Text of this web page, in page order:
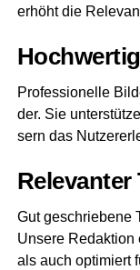
erhöht die
Pro­fes­sio­nel­le
der. Sie
sern das
Rele­van­ter
Gut geschrie­be­ne
Unse­re Redak­ti­on
als auch opti­miert